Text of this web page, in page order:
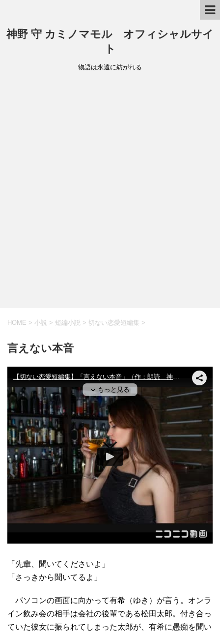
神野 守 カミノマモル オフィシャルサイ
ト
物語は永遠に紡がれる
HOME > 小説 > 短編小説 > 切ない恋愛短編集 >
言えない本音
「先輩、聞いてくださいよ」
「さっきから聞いてるよ」
パソコンの画面に向かって有希（ゆき）が言う。オンラ
イン飲み会の相手は会社の後輩である松田太郎。付き合っ
ていた彼女に振られてしまった太郎が、有希に愚痴を聞い